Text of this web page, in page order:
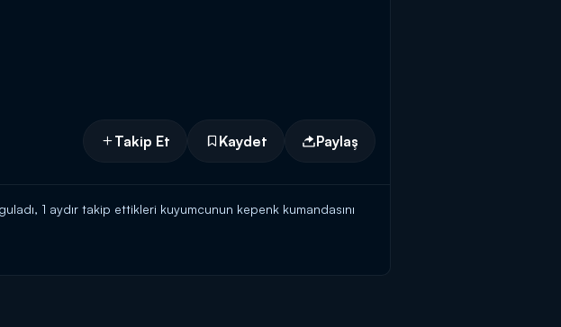
Takip Et Kaydet Paylaş
1 aydır takip ettikleri kuyumcunun kepenk kumandasını